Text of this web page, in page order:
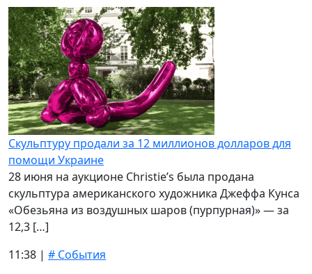
Скульптуру продали за 12 миллионов долларов для
помощи Украине
28 июня на аукционе Christie’s была продана
скульптура американского художника Джеффа Кунса
«Обезьяна из воздушных шаров (пурпурная)» — за
12,3 […]
11:38 | # События